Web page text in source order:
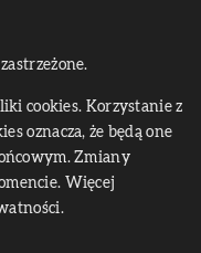
cookies. Korzystanie z
oznacza, że będą one
Zmiany
Więcej
.